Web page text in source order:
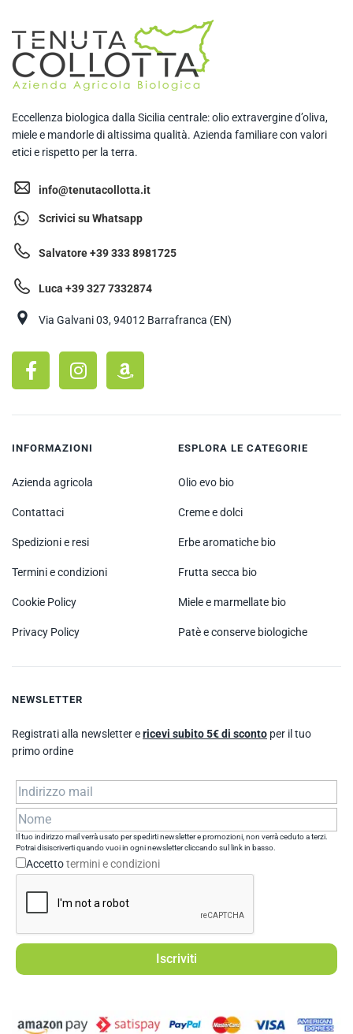
Eccellenza biologica dalla Sicilia centrale: olio extravergine d’oliva,
miele e mandorle di altissima qualità. Azienda familiare con valori
etici e rispetto per la terra.
info@tenutacollotta.it
Scrivici su Whatsapp
Salvatore +39 333 8981725
Luca +39 327 7332874
Via Galvani 03, 94012 Barrafranca (EN)
INFORMAZIONI
Azienda agricola
Contattaci
Spedizioni e resi
Termini e condizioni
Cookie Policy
Privacy Policy
ESPLORA LE CATEGORIE
Olio evo bio
Creme e dolci
Erbe aromatiche bio
Frutta secca bio
Miele e marmellate bio
Patè e conserve biologiche
NEWSLETTER
Registrati alla newsletter ericevi subito 5€ di sconto per il tuo
primo ordine
Il tuo indirizzo mail verrà usato per spedirti newsletter e promozioni, non verrà ceduto a terzi.
Potrai disiscriverti quando vuoi in ogni newsletter cliccando sul link in basso.
Accettotermini e condizioni